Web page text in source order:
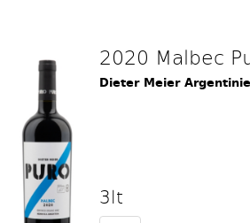
2020 Malbec
Dieter Meier
3lt